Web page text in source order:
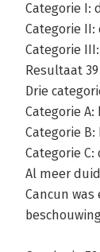
Categorie I:
Categorie
Categorie
Resultaat 39
Drie
Categorie
Categorie
Categorie
Al meer
Cancun